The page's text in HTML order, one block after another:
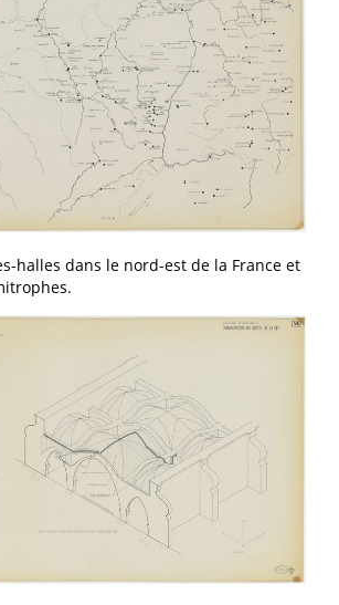
halles dans le nord-est de la France et